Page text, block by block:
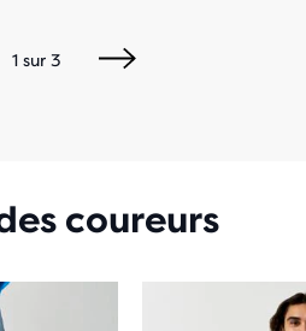
1sur 3
coureurs